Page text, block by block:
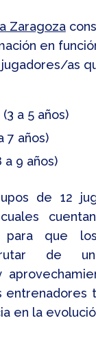
Zaragoza
en
as
a 5 años)
7 años)
a 9 años)
de 12
para que
de
entrenadores
en la